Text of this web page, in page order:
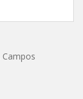
Campos